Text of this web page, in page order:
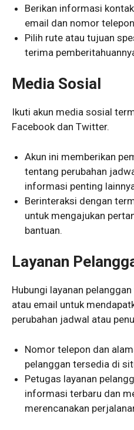
Berikan informasi
email dan nomor
Pilih rute atau tujuan
terima
Media Sosial
Ikuti akun media sosial
Facebook dan Twitter.
Akun ini memberikan
tentang perubahan
informasi penting
Berinteraksi dengan
untuk mengajukan
bantuan.
Layanan
Hubungi layanan
atau email untuk
perubahan jadwal atau
Nomor telepon dan
pelanggan tersedia di
Petugas layanan
informasi terbaru dan
merencanakan